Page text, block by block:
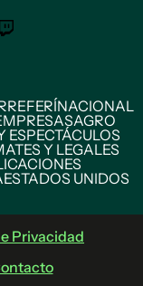
REFERÍNACIONAL
AGRO
ESPECTÁCULOS
Y LEGALES
ESTADOS UNIDOS
Privacidad